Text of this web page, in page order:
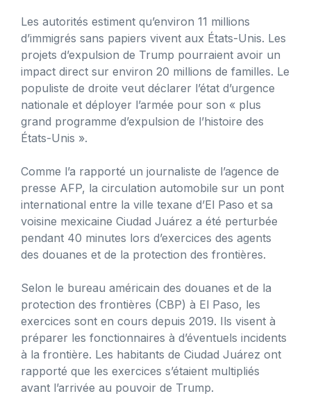
Les autorités estiment qu’environ 11 millions
d’immigrés sans papiers vivent aux États-Unis. Les
projets d’expulsion de Trump pourraient avoir un
impact direct sur environ 20 millions de familles. Le
populiste de droite veut déclarer l’état d’urgence
nationale et déployer l’armée pour son « plus
grand programme d’expulsion de l’histoire des
États-Unis ».
Comme l’a rapporté un journaliste de l’agence de
presse AFP, la circulation automobile sur un pont
international entre la ville texane d’El Paso et sa
voisine mexicaine Ciudad Juárez a été perturbée
pendant 40 minutes lors d’exercices des agents
des douanes et de la protection des frontières.
Selon le bureau américain des douanes et de la
protection des frontières (CBP) à El Paso, les
exercices sont en cours depuis 2019. Ils visent à
préparer les fonctionnaires à d’éventuels incidents
à la frontière. Les habitants de Ciudad Juárez ont
rapporté que les exercices s’étaient multipliés
avant l’arrivée au pouvoir de Trump.